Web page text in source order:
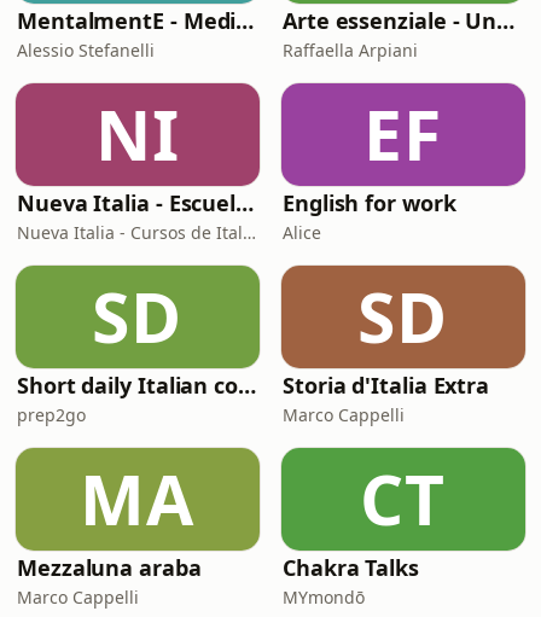
MentalmentE - Meditazioni Per Dormire - Storie e Fiabe
Alessio Stefanelli
Arte essenziale - Una diversa storia dell'arte per il complicato mestiere di vivere
Raffaella Arpiani
NI
Nueva Italia - Escuela de Italiano virtual
Nueva Italia - Cursos de Italiano / Learn Italian
EF
English for work
Alice
SD
Short daily Italian conversations for A2 learners preparing for CELI, CILS, and PLIDA exams.
prep2go
SD
Storia d'Italia Extra
Marco Cappelli
MA
Mezzaluna araba
Marco Cappelli
CT
Chakra Talks
MYmondō